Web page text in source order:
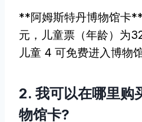
**阿姆斯特丹博物馆卡
元，儿童票（年龄）为
儿童 4 可免费进入博物
2. 我可以在哪里购
物馆卡?